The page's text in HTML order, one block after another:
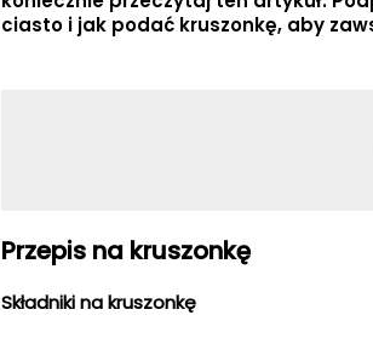
ciasto i jak podać kruszonkę, aby
Przepis na kruszonkę
Składniki na kruszonkę